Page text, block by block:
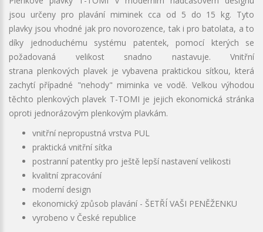
jsou určeny pro plavání miminek cca od 5 do 15 kg. Tyto
plavky jsou vhodné jak pro novorozence, tak i pro batolata, a to
díky jednoduchému systému patentek, pomocí kterých se
požadovaná velikost snadno nastavuje. Vnitřní
strana plenkových plavek je vybavena praktickou síťkou, která
zachytí případné "nehody" miminka ve vodě. Velkou výhodou
těchto plenkových plavek T-TOMI je jejich ekonomická stránka
oproti jednorázovým plenkovým plavkám.
vnitřní nepropustná vrstva PUL
praktická vnitřní síťka
postranní patentky pro ještě lepší nastavení velikosti
kvalitní zpracování
moderní design
ekonomický způsob plavání - ŠETŘÍ VAŠI PENĚŽENKU
vyrobeno v České republice